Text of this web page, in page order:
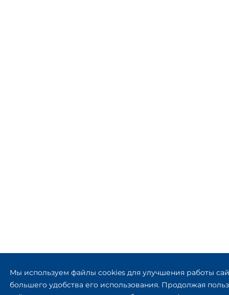
Мы используем файлы cookies для улучшения работы
большего удобства его использования. Продолжая